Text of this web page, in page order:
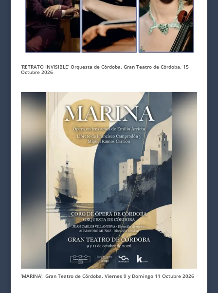
‘RETRATO INVISIBLE’ Orquesta de Córdoba. Gran Teatro de Córdoba. 15
Octubre 2026
‘MARINA’. Gran Teatro de Córdoba. Viernes 9 y Domingo 11 Octubre 2026